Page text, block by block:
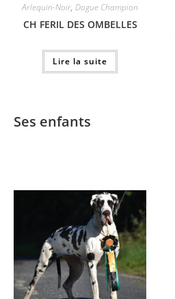
Arlequin-Noir, Dogue Champion
CH FERIL DES OMBELLES
Lire la suite
Ses enfants